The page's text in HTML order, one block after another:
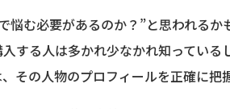
悩む必要があるのか？”と思われる
する人は多かれ少なかれ知ってい
その人物のプロフィールを正確に把